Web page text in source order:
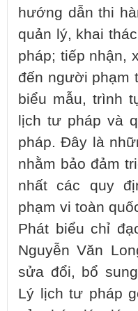
hướng dẫn thi
quản lý, khai
pháp; tiếp nhận,
đến người phạm
biểu mẫu, trình
lịch tư pháp và
pháp. Đây là
nhằm bảo đảm
nhất các quy
phạm vi toàn
Phát biểu chỉ
Nguyễn Văn
sửa đổi, bổ
Lý lịch tư pháp